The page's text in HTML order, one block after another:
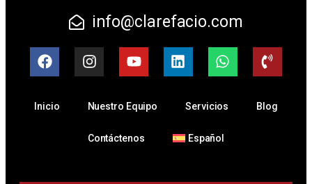
info@clarefacio.com
Inicio Nuestro Equipo Servicios Blog
Contáctenos Español